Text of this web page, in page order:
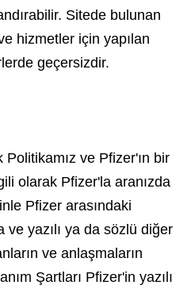
Sitede bulunan
hizmetler için yapılan
geçersizdir.
Politikamız ve Pfizer'ın bir
olarak Pfizer'la aranızda
Pfizer arasındaki
yazılı ya da sözlü diğer
ve anlaşmaların
Şartları Pfizer'in yazılı